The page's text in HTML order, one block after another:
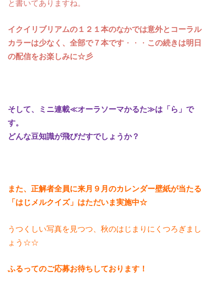
と書いてありますね。
イクイリブリアムの１２１本のなかでは意外とコーラル
カラーは少なく、全部で７本です ・・・ この続きは明日
の配信をお楽しみに☆彡
そして、ミニ連載≪オーラソーマかるた≫は「ら」で
す。
どんな豆知識が飛びだすでしょうか？
また、正解者全員に来月９月のカレンダー壁紙が当たる
「はじメルクイズ」はただいま実施中☆
うつくしい写真を見つつ、秋のはじまりにくつろぎまし
ょう☆☆
ふるってのご応募お待ちしております！